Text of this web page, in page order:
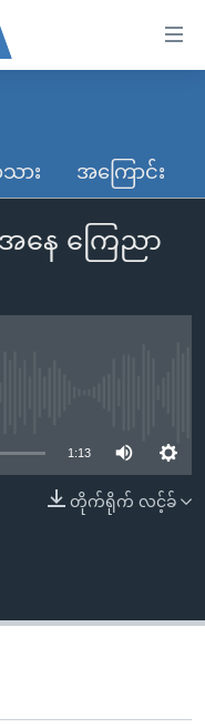
ား အကြောင်း
အနေ ကြေညာ
1:13
တိုက်ရိုက် လင့်ခ်